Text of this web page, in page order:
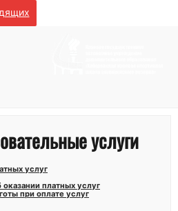
Перейти
содержимому
услуги
услуг
платных услуг
при оплате услуг